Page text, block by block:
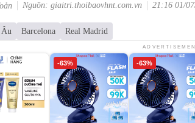
Nguồn: giaitri.thoibaovhnt.com.vn 21:16 01/
Âu Barcelona Real Madrid
-63% -63%